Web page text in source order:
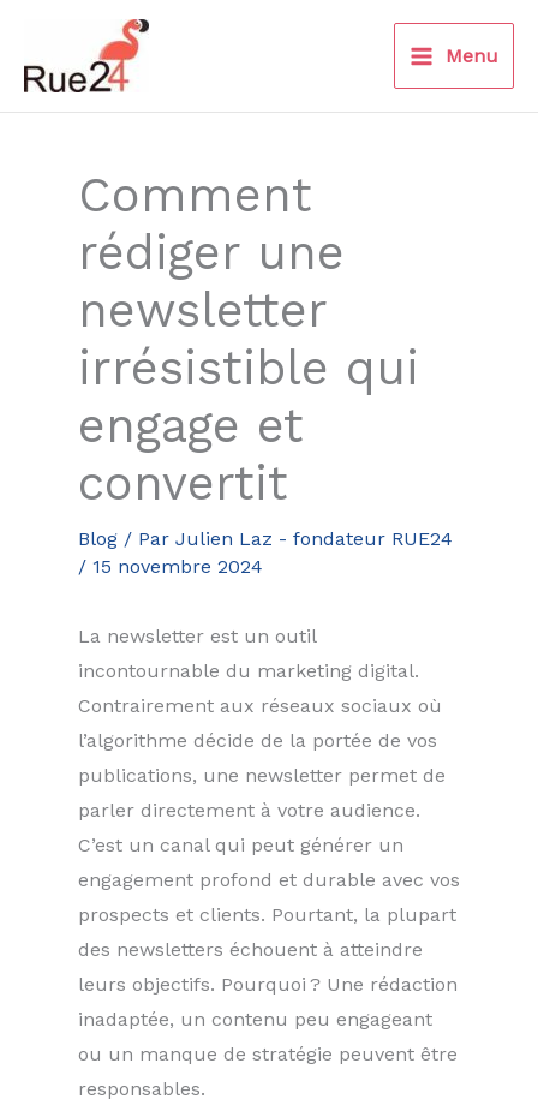
contenu
Menu
Comment
rédiger une
newsletter
irrésistible qui
engage et
convertit
Blog / Par Julien Laz - fondateur RUE24
/ 15 novembre 2024
La newsletter est un outil
incontournable du marketing digital.
Contrairement aux réseaux sociaux où
l’algorithme décide de la portée de vos
publications, une newsletter permet de
parler directement à votre audience.
C’est un canal qui peut générer un
engagement profond et durable avec vos
prospects et clients. Pourtant, la plupart
des newsletters échouent à atteindre
leurs objectifs. Pourquoi ? Une rédaction
inadaptée, un contenu peu engageant
ou un manque de stratégie peuvent être
responsables.